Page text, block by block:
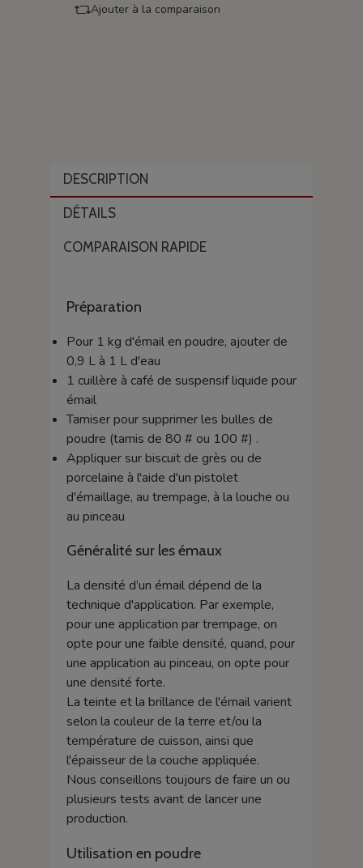
Ajouter à la comparaison
DESCRIPTION
DÉTAILS
COMPARAISON RAPIDE
Préparation
Pour 1 kg d'émail en poudre, ajouter de
0,9 L à 1 L d'eau
1 cuillère à café de suspensif liquide pour
émail
Tamiser pour supprimer les bulles de
poudre (tamis de 80 # ou 100 #) .
Appliquer sur biscuit de grès ou de
porcelaine à l'aide d'un pistolet
d'émaillage, au trempage, à la louche ou
au pinceau
Généralité sur les émaux
La densité d’un émail dépend de la
technique d'application. Par exemple,
pour une application par trempage, on
opte pour une faible densité, quand, pour
une application au pinceau, on opte pour
une densité forte.
La teinte et la brillance de l'émail varient
selon la couleur de la terre et/ou la
température de cuisson, ainsi que
l'épaisseur de la couche appliquée.
Nous conseillons toujours de faire un ou
plusieurs tests avant de lancer une
production.
Utilisation en poudre